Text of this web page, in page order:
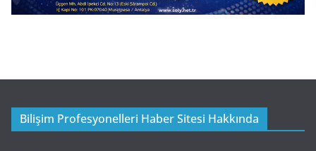
Bilişim Profesyonelleri Haber Sitesi Hakkında